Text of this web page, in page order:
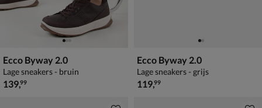
Ecco Byway 2.0
Lage sneakers - bruin
€ 139,99
139,99
Ecco Byway 2.0
Lage sneakers - grijs
€ 119,99
119,99